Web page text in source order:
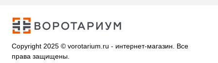
Copyright 2025 © vorotarium.ru - интернет-магазин. Все
права защищены.